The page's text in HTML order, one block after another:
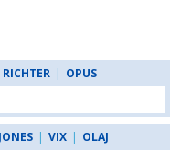
RICHTER | OPUS
| VIX | OLAJ